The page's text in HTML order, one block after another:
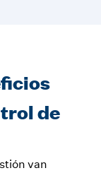
de
van